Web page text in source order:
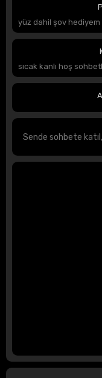
yüz dahil şov hediyem
sıcak kanlı hoş